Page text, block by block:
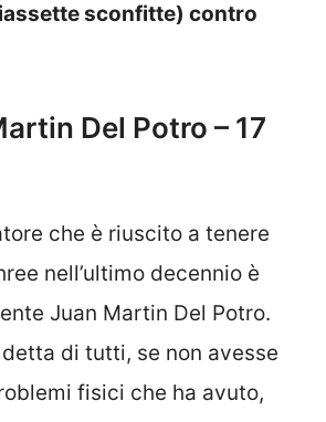
sconfitte) contro
Del Potro – 17
che è riuscito a tenere
nell’ultimo decennio è
Juan Martin Del Potro.
detta di tutti, se non avesse
fisici che ha avuto,